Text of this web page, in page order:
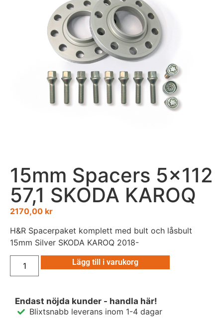
15mm Spacers 5×112
57,1 SKODA KAROQ
2170,00 kr
H&R Spacerpaket komplett med bult och låsbult
15mm Silver SKODA KAROQ 2018-
Lägg till i varukorg
Endast nöjda kunder - handla här!
Blixtsnabb leverans inom 1-4 dagar